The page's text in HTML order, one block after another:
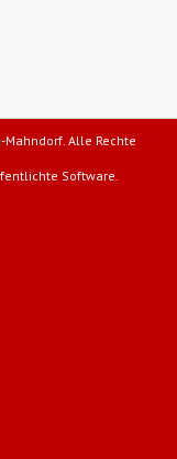
Alle Rechte
Software.